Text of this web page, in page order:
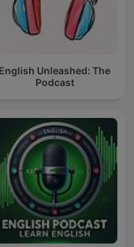
English Unleashed: The
Podcast